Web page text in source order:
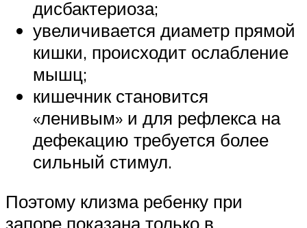
дисбактериоза;
увеличивается диаметр прямой
кишки, происходит ослабление
мышц;
кишечник становится
«ленивым» и для рефлекса на
дефекацию требуется более
сильный стимул.
Поэтому клизма ребенку при
запоре показана только в